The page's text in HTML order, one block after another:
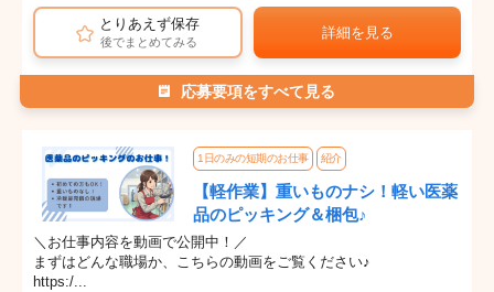
とりあえず保存
後でまとめてみる
詳細を見る
応募要項をすべて見る
1日のみの短期のお仕事 紹介
【軽作業】重いものナシ！軽い医薬
品のピッキング＆梱包♪
＼お仕事内容を動画で公開中！／
まずはどんな職場か、こちらの動画をご覧ください♪
https:/...